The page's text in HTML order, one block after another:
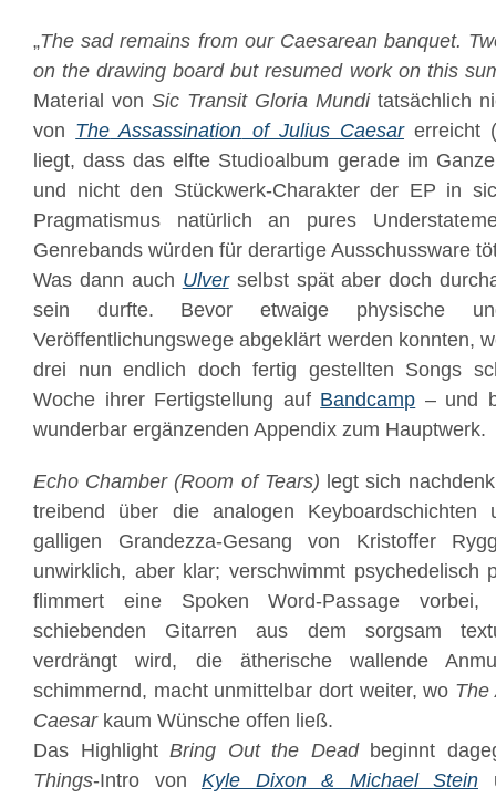
„The sad remains from our Caesarean banquet.
on the drawing board but resumed work on this
Material von Sic Transit Gloria Munditatsächlich
von The Assassination of Julius Caesarerreicht
liegt, dass das elfte Studioalbum gerade im
und nicht den Stückwerk-Charakter der EP in
Pragmatismus natürlich an pures
Genrebands würden für derartige Ausschussware
Was dann auch Ulverselbst spät aber doch
sein durfte. Bevor etwaige physische
Veröffentlichungswege abgeklärt werden konnten,
drei nun endlich doch fertig gestellten Songs
Woche ihrer Fertigstellung auf Bandcamp – und
wunderbar ergänzenden Appendix zum Hauptwerk.
Echo Chamber (Room of Tears) legt sich
treibend über die analogen Keyboardschichten
galligen Grandezza-Gesang von Kristoffer
unwirklich, aber klar; verschwimmt psychedelisch
flimmert eine Spoken Word-Passage
schiebenden Gitarren aus dem sorgsam
verdrängt wird, die ätherische wallende
schimmernd, macht unmittelbar dort weiter, wo The
Caesarkaum Wünsche offen ließ.
Das Highlight Bring Out the Deadbeginnt
Things-Intro von Kyle Dixon & Michael Stein